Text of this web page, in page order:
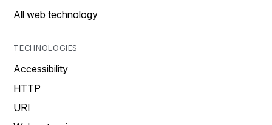
All web technology
TECHNOLOGIES
Accessibility
HTTP
URI